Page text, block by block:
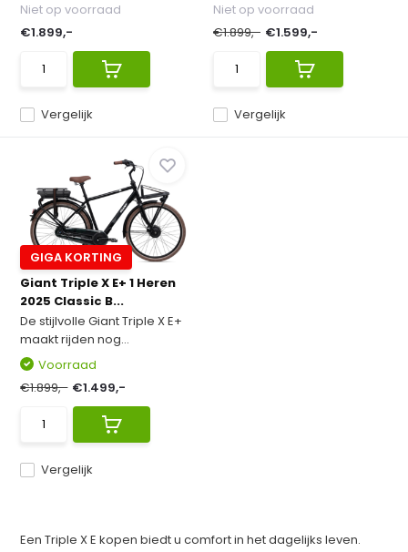
Vergelijk
Niet op voorraad
€1.899,-
Vergelijk
Niet op voorraad
€1.899,- €1.599,-
GIGA KORTING
Giant Triple X E+ 1 Heren
2025 Classic B...
De stijlvolle Giant Triple X E+
maakt rijden nog...
Vergelijk
Voorraad
€1.899,- €1.499,-
Een Triple X E kopen biedt u comfort in het dagelijks leven.